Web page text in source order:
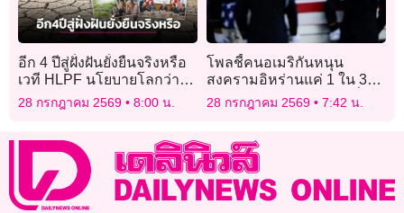
อีก 4 ปีสู่ฝั่งฝันยั่งยืนจริงหรือ
เวที HLPF นโยบายโลกว่า
อย่างไร
28 กรกฎาคม 2569 8:00 น.
โพลชี้คนอเมริกันหนุน
สงครามอิหร่านแค่ 1 ใน 3
กังขาทรัมป์ไร้เป้าหมายที่
28 กรกฎาคม 2569 7:42 น.